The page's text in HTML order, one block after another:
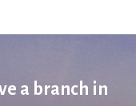
a branch in